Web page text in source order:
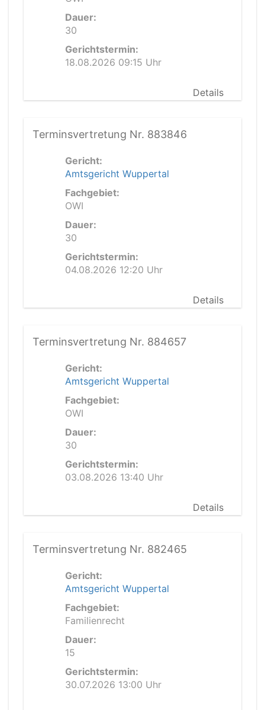
Dauer:
30
Gerichtstermin:
18.08.2026 09:15 Uhr
Details
Terminsvertretung Nr. 883846
Gericht:
Amtsgericht Wuppertal
Fachgebiet:
OWI
Dauer:
30
Gerichtstermin:
04.08.2026 12:20 Uhr
Details
Terminsvertretung Nr. 884657
Gericht:
Amtsgericht Wuppertal
Fachgebiet:
OWI
Dauer:
30
Gerichtstermin:
03.08.2026 13:40 Uhr
Details
Terminsvertretung Nr. 882465
Gericht:
Amtsgericht Wuppertal
Fachgebiet:
Familienrecht
Dauer:
15
Gerichtstermin:
30.07.2026 13:00 Uhr